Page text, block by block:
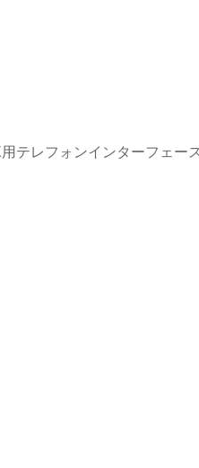
テレフォンインターフェー